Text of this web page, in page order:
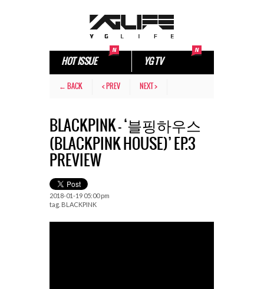
HOT ISSUE YG TV
← BACK < PREV NEXT >
BLACKPINK – ‘블핑하우스
(BLACKPINK HOUSE)’ EP.3
PREVIEW
2018-01-19 05:00 pm
tag. BLACKPINK